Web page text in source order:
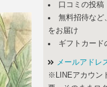
口コミの投稿
無料招待など
をお届け
ギフトカード
メールアドレ
※LINEアカウン